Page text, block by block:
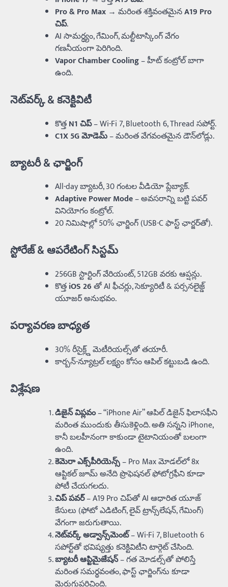
Pro & Pro Max → మరింత శక్తివంతమైనA19 Pro
చిప్.
AI సామర్ధ్యం, గేమింగ్, మల్టీటాస్కింగ్‌ వేగం
గణనీయంగా పెరిగింది.
Vapor Chamber Cooling– హీట్‌ కంట్రోల్ బాగా
ఉంది.
నెట్‌వర్క్ & కనెక్టివిటీ
కొత్తN1 చిప్– Wi-Fi 7, Bluetooth 6, Thread సపోర్ట్.
C1X 5G మోడెమ్– మరింత వేగవంతమైన డౌన్‌లోడ్లు.
బ్యాటరీ & ఛార్జింగ్
All-day బ్యాటరీ, 30 గంటల వీడియో ప్లేబ్యాక్.
Adaptive Power Mode– అవసరాన్ని బట్టి పవర్‌
వినియోగం కంట్రోల్.
20 నిమిషాల్లో 50% ఛార్జింగ్‌ (USB-C ఫాస్ట్ ఛార్జర్‌తో).
స్టోరేజ్ & ఆపరేటింగ్ సిస్టమ్
256GB స్టార్టింగ్ వేరియంట్, 512GB వరకు ఆప్షన్లు.
కొత్తiOS 26తో AI ఫీచర్లు, సెక్యూరిటీ & పర్సనలైజ్డ్‌
యూజర్ అనుభవం.
పర్యావరణ బాధ్యత
30% రీసైక్ల్డ్ మెటీరియల్స్‌తో తయారీ.
కార్బన్‌-న్యూట్రల్ లక్ష్యం కోసం ఆపిల్‌ కట్టుబడి ఉంది.
విశ్లేషణ
డిజైన్ విప్లవం– “iPhone Air” ఆపిల్‌ డిజైన్‌ ఫిలాసఫీని
మరింత ముందుకు తీసుకెళ్లింది. అతి సన్నని iPhone,
కానీ బలహీనంగా కాకుండా టైటానియంతో బలంగా
ఉంది.
కెమెరా ఎక్స్‌పీరియెన్స్– Pro Max మోడల్‌లో 8x
ఆప్టికల్ జూమ్ అనేది ప్రొఫెషనల్ ఫోటోగ్రఫీని కూడా
పోటీ చేయగలదు.
చిప్ పవర్– A19 Pro చిప్‌తో AI ఆధారిత యూజ్‌
కేసులు (ఫోటో ఎడిటింగ్‌, లైవ్ ట్రాన్స్‌లేషన్‌, గేమింగ్‌)
వేగంగా జరుగుతాయి.
నెట్‌వర్క్ అడ్వాన్స్‌మెంట్– Wi-Fi 7, Bluetooth 6
సపోర్ట్‌తో భవిష్యత్తు కనెక్టివిటీని టార్గెట్ చేసింది.
బ్యాటరీ ఆప్టిమైజేషన్– గత మోడల్స్‌తో పోలిస్తే
మరింత సమర్థవంతం, ఫాస్ట్ ఛార్జింగ్‌ను కూడా
మెరుగుపరిచింది.